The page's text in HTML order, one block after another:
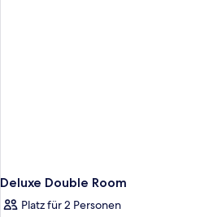
Deluxe Double Room
Platz für 2 Personen